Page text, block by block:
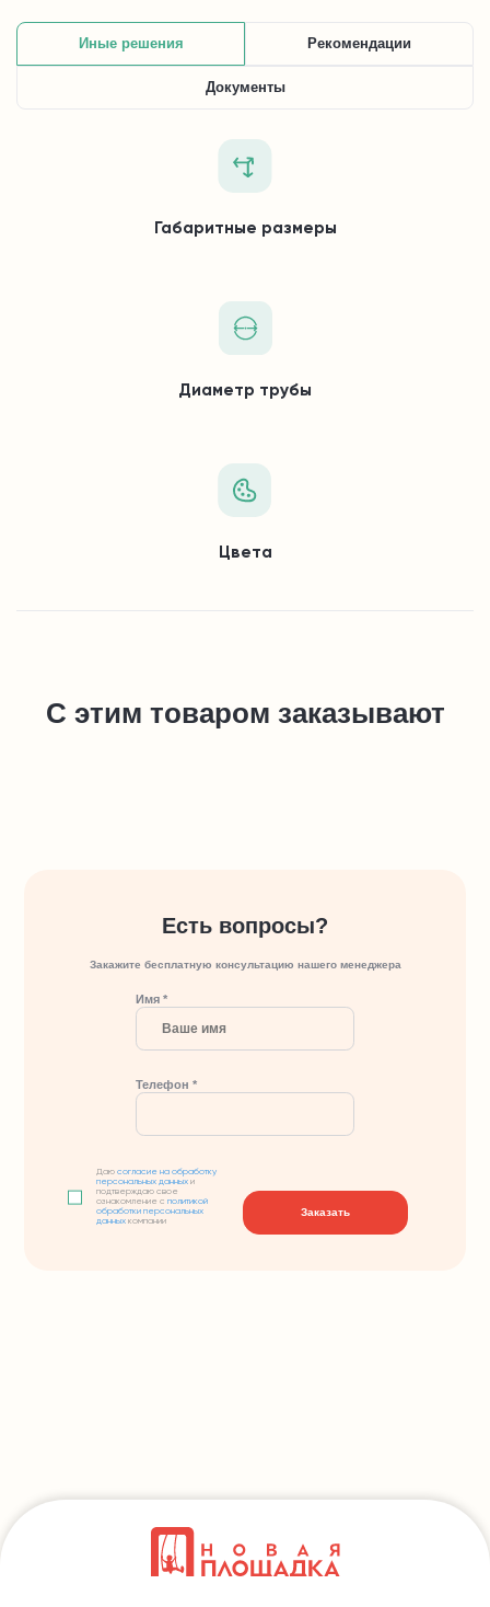
Иные решения Рекомендации
Документы
Габаритные размеры
Диаметр трубы
Цвета
С этим товаром заказывают
Есть вопросы?
Закажите бесплатную консультацию нашего менеджера
Имя *
Телефон *
Даюсогласие на обработку
персональных данных и
подтверждаю свое
ознакомление сполитикой
обработки персональных
данных компании
Заказать